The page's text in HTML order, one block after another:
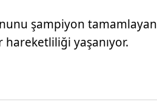
şampiyon tamamlayan
hareketliliği yaşanıyor.